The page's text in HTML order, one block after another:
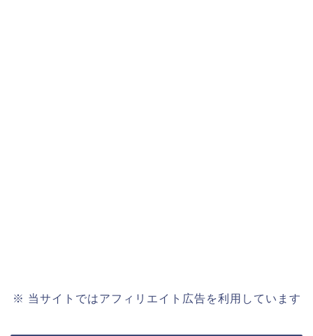
※ 当サイトではアフィリエイト広告を利用しています